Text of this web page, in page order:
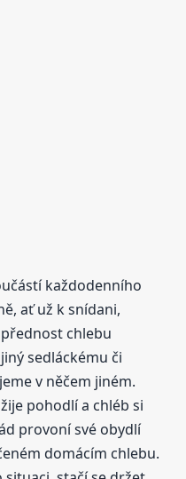
každodenního
ať už k snídani,
chlebu
sedláckému či
v něčem jiném.
pohodlí a chléb si
provoní své obydlí
domácím chlebu.